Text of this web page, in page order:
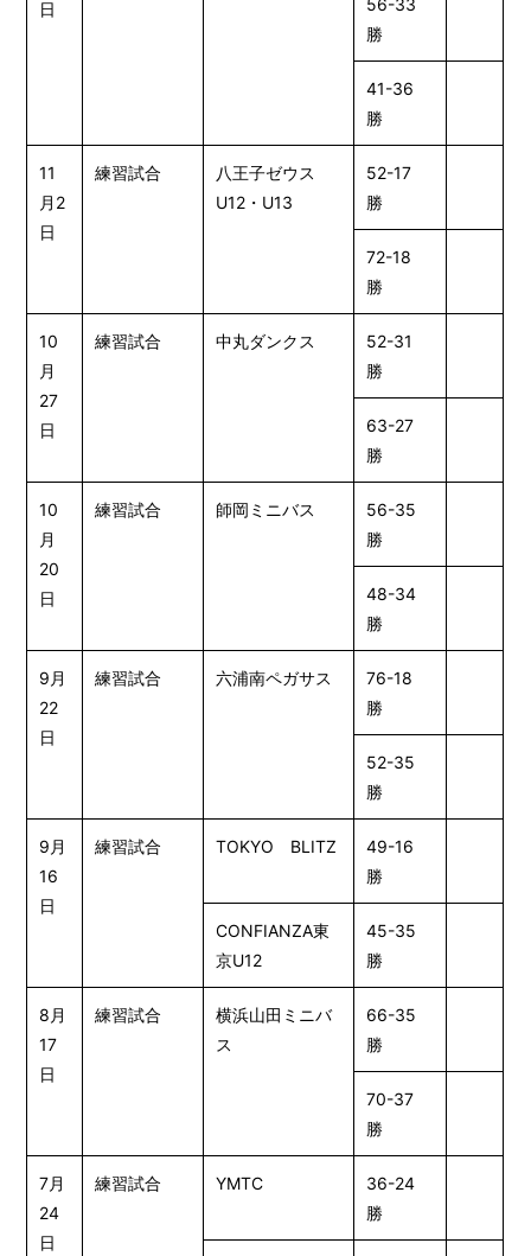
日
56-33
勝
41-36
勝
11
月2
日
練習試合
八王子ゼウス
U12・U13
52-17
勝
72-18
勝
10
月
27
日
練習試合 中丸ダンクス
52-31
勝
63-27
勝
10
月
20
日
練習試合 師岡ミニバス
56-35
勝
48-34
勝
9月
22
日
練習試合 六浦南ペガサス
76-18
勝
52-35
勝
9月
16
日
練習試合 TOKYO BLITZ
49-16
勝
CONFIANZA東
京U12
45-35
勝
8月
17
日
練習試合
横浜山田ミニバ
ス
66-35
勝
70-37
勝
7月
24
日
練習試合 YMTC
36-24
勝